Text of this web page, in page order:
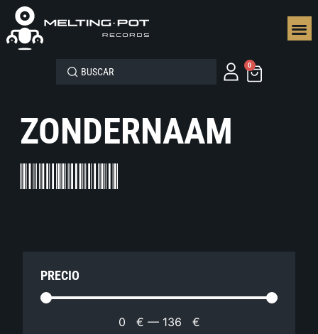
0
ZONDERNAAM
PRECIO
0 € — 136 €